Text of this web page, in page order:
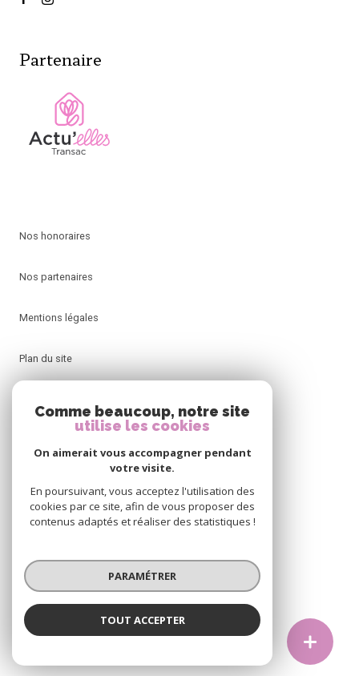
Partenaire
Nos honoraires
Nos partenaires
Mentions légales
Plan du site
Réalisé par
Comme beaucoup, notre site
utilise les cookies
On aimerait vous accompagner pendant
votre visite.
En poursuivant, vous acceptez l'utilisation des
cookies par ce site, afin de vous proposer des
contenus adaptés et réaliser des statistiques !
PARAMÉTRER
TOUT ACCEPTER